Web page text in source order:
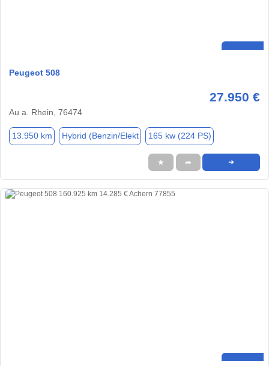
Peugeot 508
27.950 €
Au a. Rhein, 76474
13.950 km Hybrid (Benzin/Elekt 165 kw (224 PS)
★ ➦ ➜